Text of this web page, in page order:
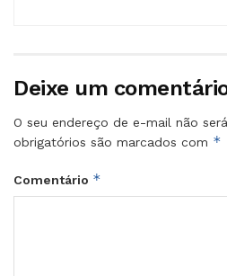
Deixe um
O seu endereço de e-mail não
obrigatórios são marcados com *
Comentário *